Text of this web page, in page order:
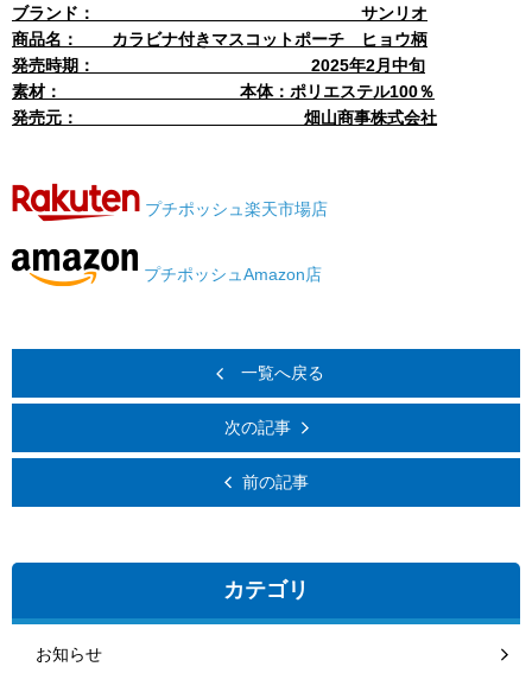
ブランド： サンリオ
商品名： カラビナ付きマスコットポーチ ヒョウ柄
発売時期： 2025年2月中旬
素材： 本体：ポリエステル100％
発売元： 畑山商事株式会社
プチポッシュ楽天市場店
プチポッシュAmazon店
一覧へ戻る
次の記事
前の記事
カテゴリ
お知らせ